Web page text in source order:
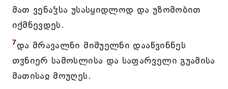
მათ ვენაჴსა უსასყიდლოდ და უზომობით
იქმნევდეს.
7და მრავალნი შიშუელნი დააწვინნეს
თჳნიერ სამოსლისა და საფარველი გუამისა
მათისაჲ მოუღეს.